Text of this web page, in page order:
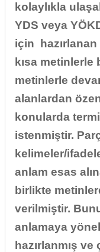
kolaylıkla
YDS veya
için
kısa metinlerle
metinlerle
alanlardan
konularda
istenmiştir.
kelimeler/
anlam esas
birlikte
verilmiştir.
anlamaya
hazırlanmış